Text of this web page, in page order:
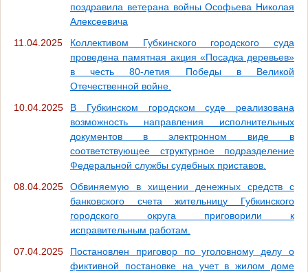
поздравила ветерана войны Ософьева Николая
Алексеевича
11.04.2025
Коллективом Губкинского городского суда
проведена памятная акция «Посадка деревьев»
в честь 80-летия Победы в Великой
Отечественной войне.
10.04.2025
В Губкинском городском суде реализована
возможность направления исполнительных
документов в электронном виде в
соответствующее структурное подразделение
Федеральной службы судебных приставов.
08.04.2025
Обвиняемую в хищении денежных средств с
банковского счета жительницу Губкинского
городского округа приговорили к
исправительным работам.
07.04.2025
Постановлен приговор по уголовному делу о
фиктивной постановке на учет в жилом доме